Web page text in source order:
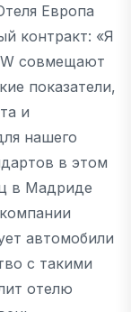
Европа
контракт: «Я
совмещают
показатели,
и
нашего
в этом
в Мадриде
автомобили
с такими
отелю